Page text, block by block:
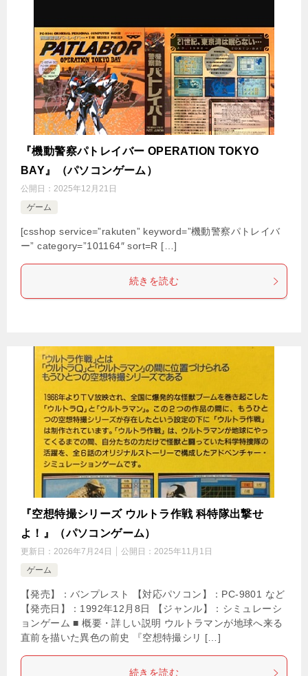
『機動警察パトレイバー OPERATION TOKYO
BAY』（パソコンゲーム）
公開日： 2025年12月21日
ゲーム
[csshop service=”rakuten” keyword=”機動警察パトレイバ
ー” category=”101164″ sort=R […]
続きを読む
『空想特撮シリーズ ウルトラ作戦 科特隊出撃せ
よ！』（パソコンゲーム）
更新日： 2026年7月24日 公開日： 2025年11月1日
ゲーム
【発売】：バンプレスト 【対応パソコン】：PC-9801 など
【発売日】：1992年12月8日 【ジャンル】：シミュレーシ
ョンゲーム ■ 概要・詳しい説明 ウルトラマンが地球へ来る
直前を描いた異色の前史 『空想特撮シリ […]
続きを読む